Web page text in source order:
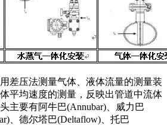
差压法测量气体、液体流量的测量装
平均速度的测量，反映出管道中流体
主要有阿牛巴(Annubar)、威力巴
、德尔塔巴(Deltaflow)、托巴